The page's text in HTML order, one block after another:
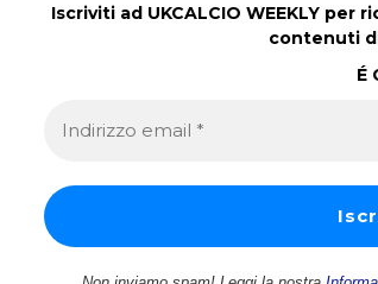
Iscriviti ad UKCALCIO WEEKLY
contenuti di
É